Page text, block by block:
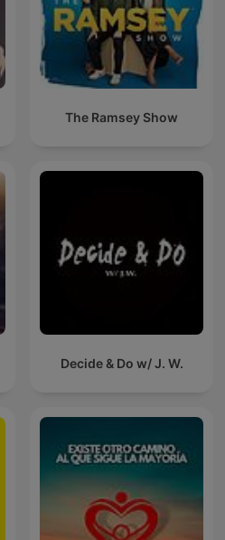
The Ramsey Show
Decide & Do w/ J. W.